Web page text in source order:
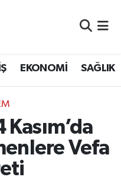
EKONOMİ SAĞLIK
Kasım’da
Vefa
Fikstür